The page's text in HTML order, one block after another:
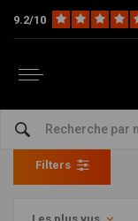
9.2/10
Servantes
Home The Workshop
Filters
Les plus vus